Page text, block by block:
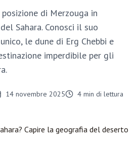
di Merzouga in
Sahara. Conosci il suo
le dune di Erg Chebbi e
imperdibile per gli
14 novembre 2025 4 min di lettura
Capire la geografia del deserto